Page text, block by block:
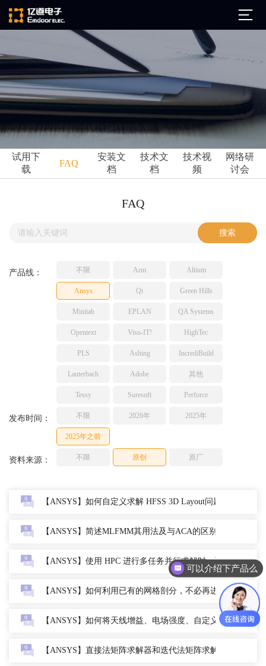
公司简介
发展历程
企业文化
ARM
Ansys
TESSY
亿道动态
市场活动
技术文档
网络研讨会
试用下
载
FAQ
安装文
档
技术文
档
技术视
频
网络研
讨会
FAQ
产品线： 不限 Arm Altium
Ansys Qt Green Hills
Minitab EPLAN QA Systems
Opentext Visu-IT! HighTec
PLS Ashing IncrediBuild
Lauterbach Adobe 其他
Tessy Suresoft Perforce
发布时间： 不限 2026年 2025年
2025年之前
资料来源： 不限 原创 原厂
【ANSYS】如何自定义求解 HFSS 3D Layout问题？-2022
【ANSYS】简述MLFMM其用法及与ACA的区别？-2022
【ANSYS】使用 HPC 进行多任务并行求解时，设置多少个
【ANSYS】如何利用已有的网格剖分，不必再进行自适应
【ANSYS】如何将天线增益、电场强度、自定义常量等作为
【ANSYS】直接法矩阵求解器和迭代法矩阵求解器有何特点
可以介绍下产品么